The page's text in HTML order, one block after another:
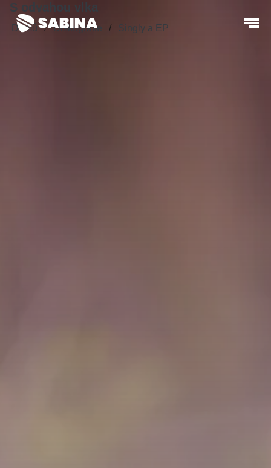
S odvahou vlka
Domů Diskografie Singly a EP